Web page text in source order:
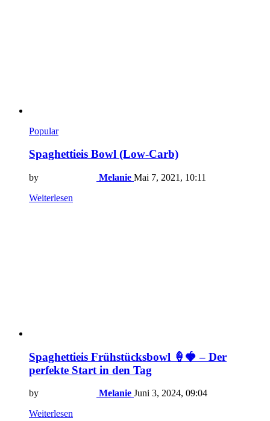
Popular
Spaghettieis Bowl (Low-Carb)
by Melanie Mai 7, 2021, 10:11
Weiterlesen
Spaghettieis Frühstücksbowl 🍦🍓 – Der
perfekte Start in den Tag
by Melanie Juni 3, 2024, 09:04
Weiterlesen